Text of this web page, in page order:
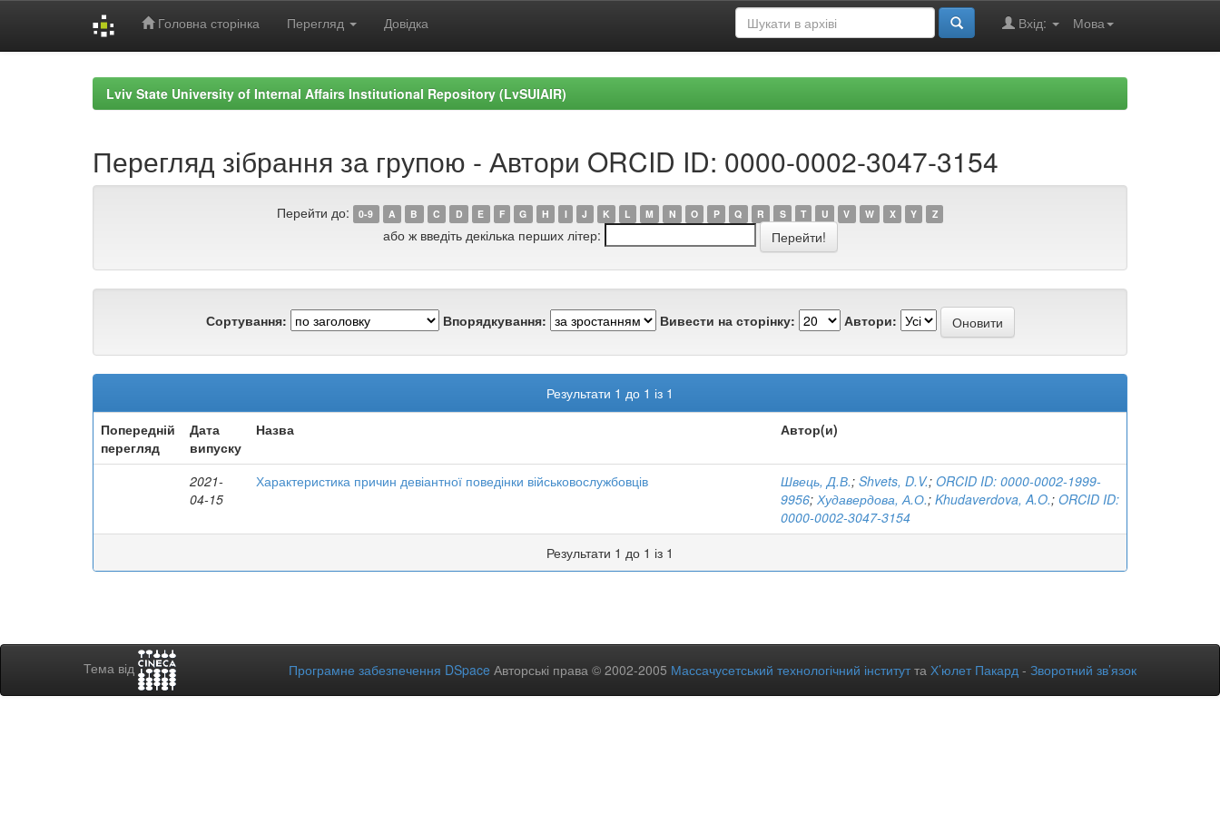
Головна сторінка Перегляд Довідка Мова
Вхід:
Lviv State University of Internal Affairs Institutional Repository (LvSUIAIR)
Перегляд зібрання за групою - Автори ORCID ID: 0000-0002-3047-3154
Перейти до: 0-9 A B C D E F G H I J K L M N O P Q R S T U V W X Y Z
або ж введіть декілька перших літер:
Сортування: Впорядкування: Вивести на сторінку: Автори:
Результати 1 до 1 із 1
Попередній
перегляд
Дата
випуску
Назва Автор(и)
2021-
04-15
Характеристика причин девіантної поведінки військовослужбовців Швець, Д.В.; Shvets, D.V.; ORCID ID: 0000-0002-1999-
9956; Худавердова, А.О.; Khudaverdova, A.O.; ORCID ID:
0000-0002-3047-3154
Результати 1 до 1 із 1
Тема від Програмне забезпечення DSpace Авторські права © 2002-2005 Массачусетський технологічний інститутта Х’юлет Пакард - Зворотний зв’язок